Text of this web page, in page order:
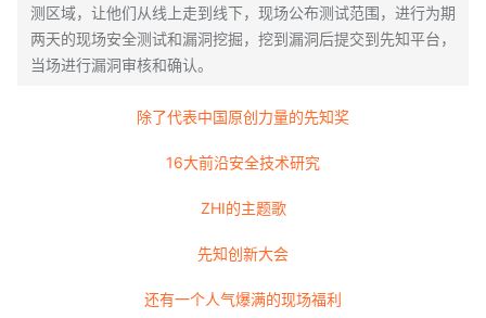
测区域，让他们从线上走到线下，现场公布测试范围，进行为期
两天的现场安全测试和漏洞挖掘，挖到漏洞后提交到先知平台，
当场进行漏洞审核和确认。
除了代表中国原创力量的先知奖
16大前沿安全技术研究
ZHI的主题歌
先知创新大会
还有一个人气爆满的现场福利